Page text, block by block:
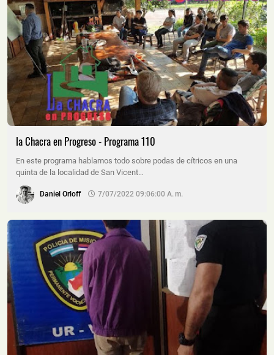
la Chacra en Progreso - Programa 110
En este programa hablamos todo sobre podas de cítricos en una
quinta de la localidad de San Vicent…
Daniel Orloff 7/07/2022 09:06:00 A. M.